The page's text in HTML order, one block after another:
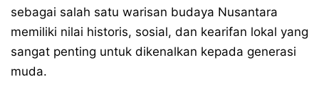
sebagai salah satu warisan budaya Nusantara
memiliki nilai historis, sosial, dan kearifan lokal yang
sangat penting untuk dikenalkan kepada generasi
muda.